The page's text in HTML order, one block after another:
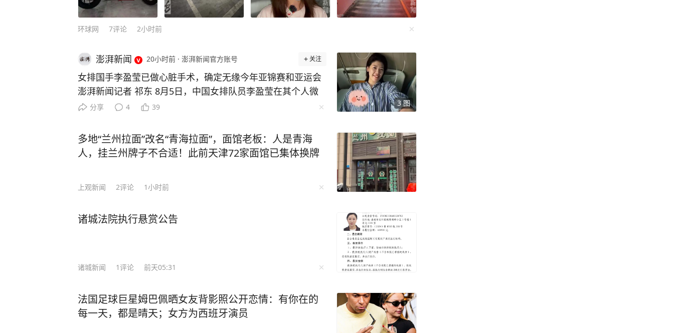
环球网 7评论 2小时前
3 图
澎湃新闻 20小时前 · 澎湃新闻官方账号 关注
女排国手李盈莹已做心脏手术，确定无缘今年亚锦赛和亚运会
澎湃新闻记者 祁东 8月5日，中国女排队员李盈莹在其个人微
博“@能量小瑩瑩”上发文称，自己已做了心脏手术，经评估确定
况，需要进行手术，手术做的很成功，现在已经出院回家休
养。经过综合评估，确定无缘本届亚锦赛与亚运会。心中满是
遗憾，但健康永远是一切的前提。接下来专注术后康复，一步
也期待痊愈之后，再次踏上熟悉的赛场。” 4月29日，中国国家
为李盈莹。视觉中国 图 今年4月29日举办的国家女排公开训练
就此缺席本赛季世界女排联赛多场比赛。 女排亚锦赛将于8月2
国女排与中国台北、伊朗、伊拉克同组。 2026年亚运会女排赛
将于9月16日至22日举行，中国女排与哈萨克斯坦、菲律宾被
分享 4 39
多地“兰州拉面”改名“青海拉面”，面馆老板：人是青海
人，挂兰州牌子不合适！此前天津72家面馆已集体换牌
上观新闻 2评论 1小时前
诸城法院执行悬赏公告
诸城新闻 1评论 前天05:31
法国足球巨星姆巴佩晒女友背影照公开恋情：有你在的
每一天，都是晴天；女方为西班牙演员